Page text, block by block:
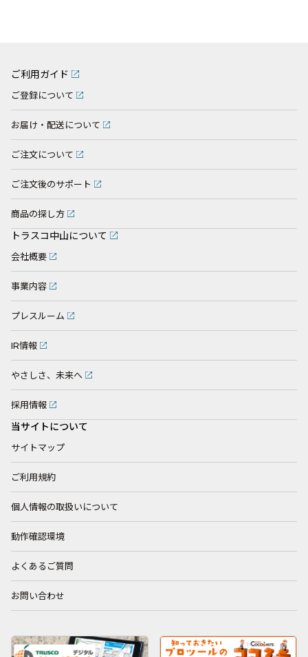
ご利用ガイド
ご登録について
お届け・配送について
ご注文について
ご注文後のサポート
商品の探し方
トラスコ中山について
会社概要
事業内容
プレスルーム
IR情報
やさしさ、未来へ
採用情報
当サイトについて
サイトマップ
ご利用規約
個人情報の取扱いについて
動作確認環境
よくあるご質問
お問い合わせ